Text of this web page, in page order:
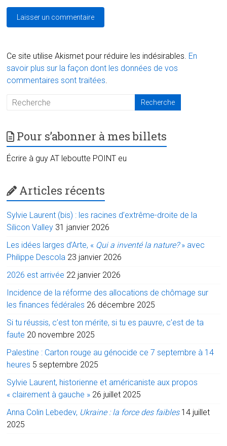
Ce site utilise Akismet pour réduire les indésirables. En
savoir plus sur la façon dont les données de vos
commentaires sont traitées.
Pour s’abonner à mes billets
Écrire à guy AT leboutte POINT eu
Articles récents
Sylvie Laurent (bis) : les racines d’extrême-droite de la
Silicon Valley 31 janvier 2026
Les idées larges d’Arte, « Qui a inventé la nature?» avec
Philippe Descola 23 janvier 2026
2026 est arrivée 22 janvier 2026
Incidence de la réforme des allocations de chômage sur
les finances fédérales 26 décembre 2025
Si tu réussis, c’est ton mérite, si tu es pauvre, c’est de ta
faute 20 novembre 2025
Palestine : Carton rouge au génocide ce 7 septembre à 14
heures 5 septembre 2025
Sylvie Laurent, historienne et américaniste aux propos
« clairement à gauche » 26 juillet 2025
Anna Colin Lebedev, Ukraine : la force des faibles 14 juillet
2025